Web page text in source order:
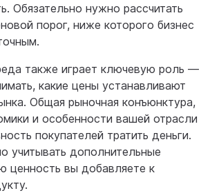
Обязательно нужно рассчитать
порог, ниже которого бизнес
также играет ключевую роль —
какие цены устанавливают
Общая рыночная конъюнктура,
и особенности вашей отрасли
покупателей тратить деньги.
учитывать дополнительные
ценность вы добавляете к